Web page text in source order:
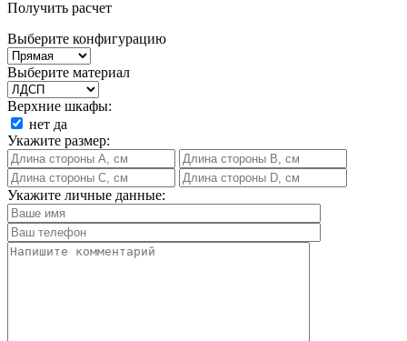
Получить расчет
Выберите конфигурацию
Выберите материал
Верхние шкафы:
нет да
Укажите размер:
Укажите личные данные: